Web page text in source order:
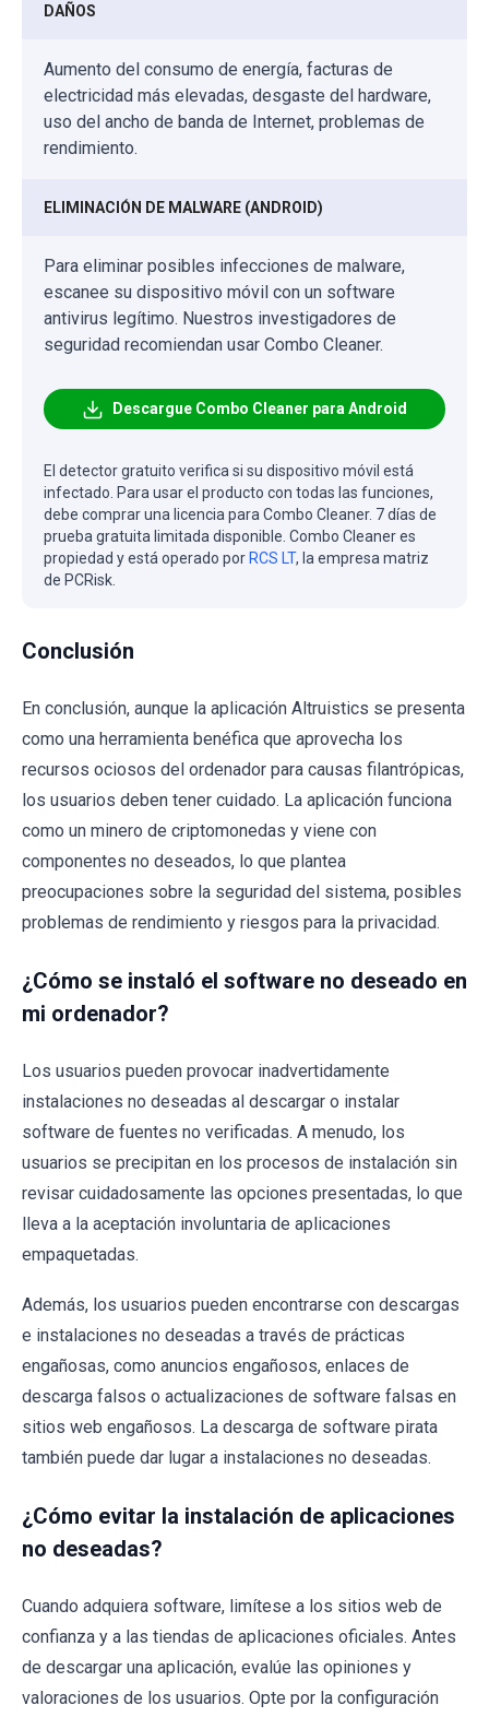
DAÑOS
Aumento del consumo de energía, facturas de
electricidad más elevadas, desgaste del hardware,
uso del ancho de banda de Internet, problemas de
rendimiento.
ELIMINACIÓN DE MALWARE (ANDROID)
Para eliminar posibles infecciones de malware,
escanee su dispositivo móvil con un software
antivirus legítimo. Nuestros investigadores de
seguridad recomiendan usar Combo Cleaner.
Descargue Combo Cleaner para Android
El detector gratuito verifica si su dispositivo móvil está
infectado. Para usar el producto con todas las funciones,
debe comprar una licencia para Combo Cleaner. 7 días de
prueba gratuita limitada disponible. Combo Cleaner es
propiedad y está operado por RCS LT, la empresa matriz
de PCRisk.
Conclusión
En conclusión, aunque la aplicación Altruistics se presenta
como una herramienta benéfica que aprovecha los
recursos ociosos del ordenador para causas filantrópicas,
los usuarios deben tener cuidado. La aplicación funciona
como un minero de criptomonedas y viene con
componentes no deseados, lo que plantea
preocupaciones sobre la seguridad del sistema, posibles
problemas de rendimiento y riesgos para la privacidad.
¿Cómo se instaló el software no deseado en
mi ordenador?
Los usuarios pueden provocar inadvertidamente
instalaciones no deseadas al descargar o instalar
software de fuentes no verificadas. A menudo, los
usuarios se precipitan en los procesos de instalación sin
revisar cuidadosamente las opciones presentadas, lo que
lleva a la aceptación involuntaria de aplicaciones
empaquetadas.
Además, los usuarios pueden encontrarse con descargas
e instalaciones no deseadas a través de prácticas
engañosas, como anuncios engañosos, enlaces de
descarga falsos o actualizaciones de software falsas en
sitios web engañosos. La descarga de software pirata
también puede dar lugar a instalaciones no deseadas.
¿Cómo evitar la instalación de aplicaciones
no deseadas?
Cuando adquiera software, limítese a los sitios web de
confianza y a las tiendas de aplicaciones oficiales. Antes
de descargar una aplicación, evalúe las opiniones y
valoraciones de los usuarios. Opte por la configuración